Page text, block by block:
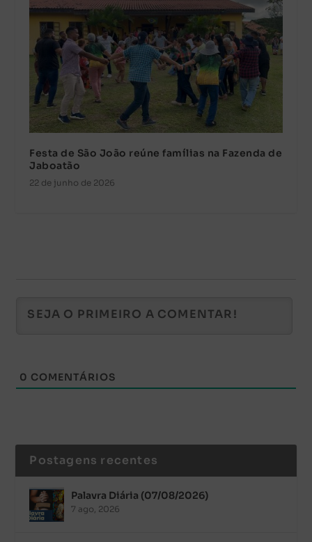
Festa de São João reúne famílias na Fazenda de
Jaboatão
22 de junho de 2026
0 COMENTÁRIOS
Postagens recentes
Palavra Diária (07/08/2026)
7 ago, 2026